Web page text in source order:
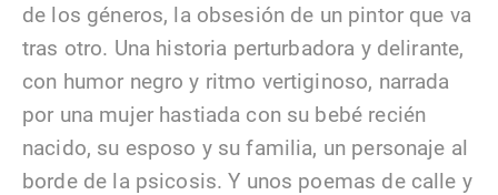
de los géneros, la obsesión de un pintor que va
tras otro. Una historia perturbadora y delirante,
con humor negro y ritmo vertiginoso, narrada
por una mujer hastiada con su bebé recién
nacido, su esposo y su familia, un personaje al
borde de la psicosis. Y unos poemas de calle y